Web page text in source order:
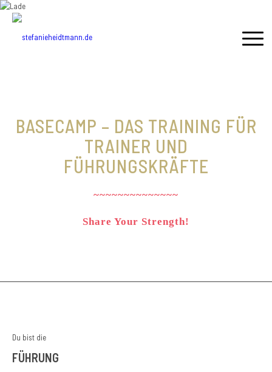
BASECAMP – DAS TRAINING FÜR
TRAINER UND
FÜHRUNGSKRÄFTE
~~~~~~~~~~~~~~
Share Your Strength!
Du bist die
FÜHRUNG